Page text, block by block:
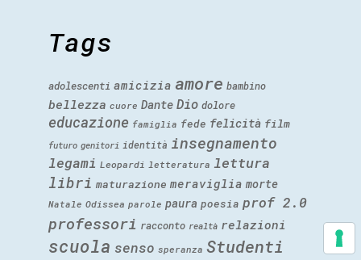
Tags
adolescenti amicizia amore bambino
bellezza cuore Dante Dio dolore
educazione famiglia fede felicità film
futuro genitori identità insegnamento
legami Leopardi letteratura lettura
libri maturazione meraviglia morte
Natale Odissea parole paura poesia prof 2.0
professori racconto realtà relazioni
scuola senso speranza Studenti